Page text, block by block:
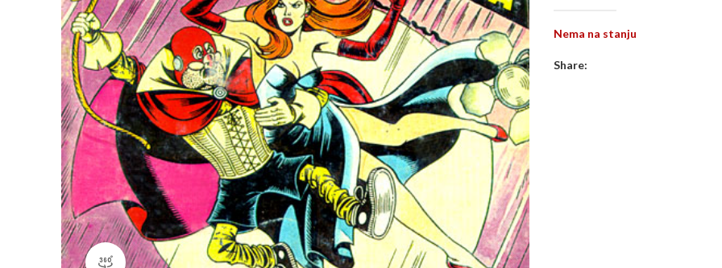
360 product view
Nema na stanju
Share: